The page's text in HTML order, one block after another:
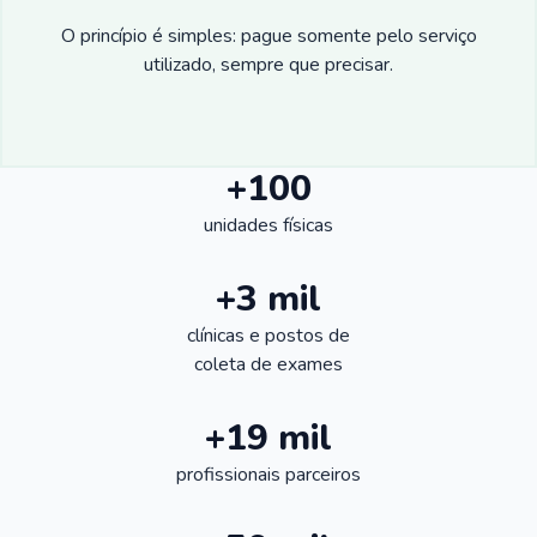
O princípio é simples: pague somente pelo serviço
utilizado, sempre que precisar.
+100
unidades físicas
+3 mil
clínicas e postos de
coleta de exames
+19 mil
profissionais parceiros